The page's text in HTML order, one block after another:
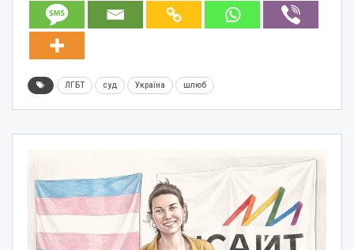
ЛГБТ суд Україна шлюб